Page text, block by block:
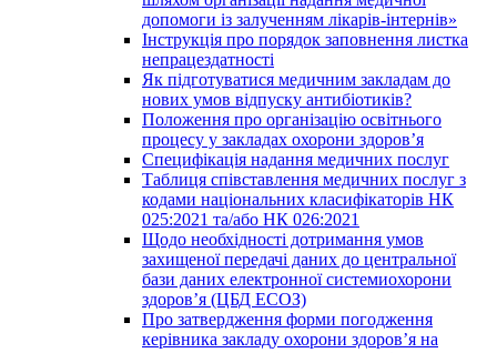
допомоги із залученням лікарів-інтернів»
Інструкція про порядок заповнення листка
непрацездатності
Як підготуватися медичним закладам до
нових умов відпуску антибіотиків?
Положення про організацію освітнього
процесу у закладах охорони здоров’я
Специфікація надання медичних послуг
Таблиця співставлення медичних послуг з
кодами національних класифікаторів НК
025:2021 та/або НК 026:2021
Щодо необхідності дотримання умов
захищеної передачі даних до центральної
бази даних електронної системиохорони
здоров’я (ЦБД ЕСОЗ)
Про затвердження форми погодження
керівника закладу охорони здоров’я на